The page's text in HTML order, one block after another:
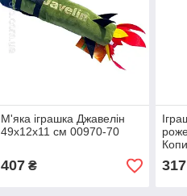
М'яка іграшка Джавелін
49x12x11 см 00970-70
407₴ 317